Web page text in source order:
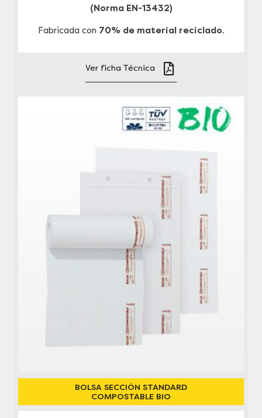
(Norma EN-13432)
Fabricada con 70% de material reciclado.
Ver ficha Técnica
BOLSA SECCIÓN STANDARD
COMPOSTABLE BIO